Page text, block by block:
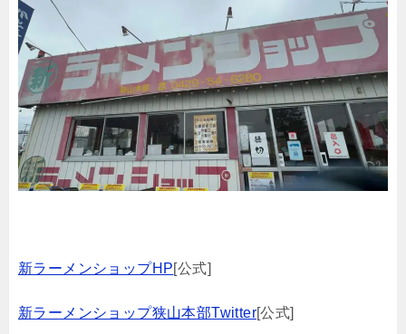
新ラーメンショップHP[公式]
新ラーメンショップ狭山本部Twitter[公式]